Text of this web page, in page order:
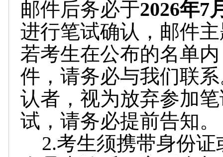
邮件后务必于2026年7
进行笔试确认，邮件主
若考生在公布的名单
件，请务必与我们联
认者，视为放弃参加
试，请务必提前告知。
2.考生须携带身份